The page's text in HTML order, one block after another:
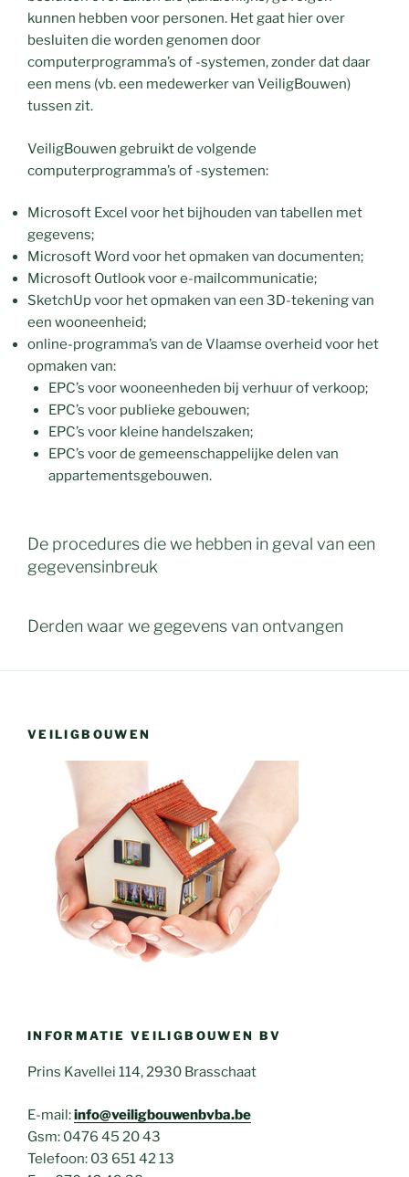
kunnen hebben voor personen. Het gaat hier over
besluiten die worden genomen door
computerprogramma’s of -systemen, zonder dat daar
een mens (vb. een medewerker van VeiligBouwen)
tussen zit.
VeiligBouwen gebruikt de volgende
computerprogramma’s of -systemen:
Microsoft Excel voor het bijhouden van tabellen met
gegevens;
Microsoft Word voor het opmaken van documenten;
Microsoft Outlook voor e-mailcommunicatie;
SketchUp voor het opmaken van een 3D-tekening van
een wooneenheid;
online-programma’s van de Vlaamse overheid voor het
opmaken van:
EPC’s voor wooneenheden bij verhuur of verkoop;
EPC’s voor publieke gebouwen;
EPC’s voor kleine handelszaken;
EPC’s voor de gemeenschappelijke delen van
appartementsgebouwen.
De procedures die we hebben in geval van een
gegevensinbreuk
Derden waar we gegevens van ontvangen
VEILIGBOUWEN
INFORMATIE VEILIGBOUWEN BV
Prins Kavellei 114, 2930 Brasschaat
E-mail:info@veiligbouwenbvba.be
Gsm: 0476 45 20 43
Telefoon: 03 651 42 13